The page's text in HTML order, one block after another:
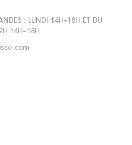
: LUNDI 14H-18H ET DU
14H-18H